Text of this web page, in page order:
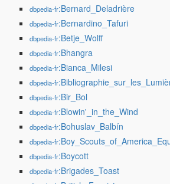
dbpedia-fr:Bernard_Deladrière
dbpedia-fr:Bernardino_Tafuri
dbpedia-fr:Betje_Wolff
dbpedia-fr:Bhangra
dbpedia-fr:Bianca_Milesi
dbpedia-fr
dbpedia-fr:Bir_Bol
dbpedia-fr:Blowin'_in_the_Wind
dbpedia-fr:Bohuslav_Balbín
dbpedia-fr
dbpedia-fr:Boycott
dbpedia-fr:Brigades_Toast